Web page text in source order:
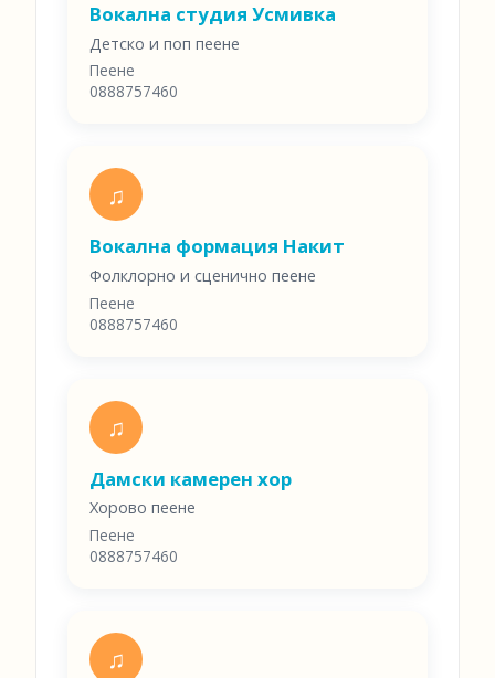
Вокална студия Усмивка
Детско и поп пеене
Пеене
0888757460
♫
Вокална формация Накит
Фолклорно и сценично пеене
Пеене
0888757460
♫
Дамски камерен хор
Хорово пеене
Пеене
0888757460
♫